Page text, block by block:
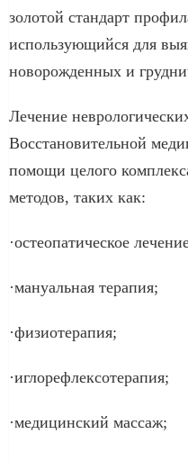
золотой стандарт
использующийся для
новорожденных и
Лечение
Восстановительной
помощи целого
методов, таких как:
·остеопатическое
·мануальная терапия;
·физиотерапия;
·иглорефлексотерапия;
·медицинский массаж;